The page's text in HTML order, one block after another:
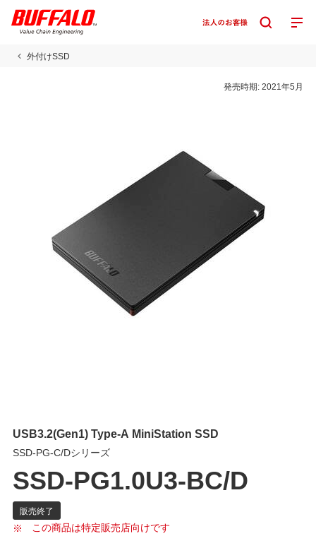
外付けSSD
発売時期:2021年5月
USB3.2(Gen1) Type-A MiniStation SSD
SSD-PG-C/Dシリーズ
SSD-PG1.0U3-BC/D
この商品は特定販売店向けです